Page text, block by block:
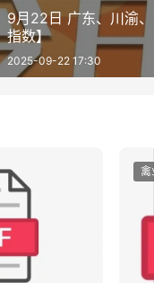
9月22日 广东、川渝
指数】
2025-09-22 17:30